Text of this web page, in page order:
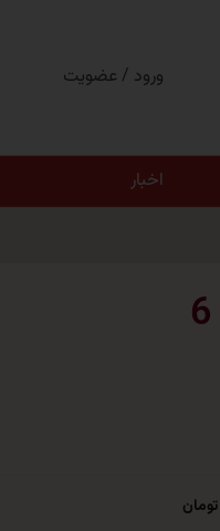
ورود / عضویت
اخبار